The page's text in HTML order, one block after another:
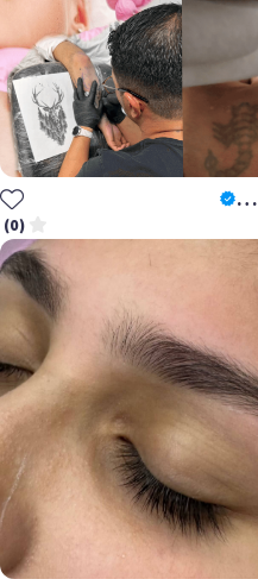
Out Of The Box סטודיו וקליניקה מתקדמת
(0)